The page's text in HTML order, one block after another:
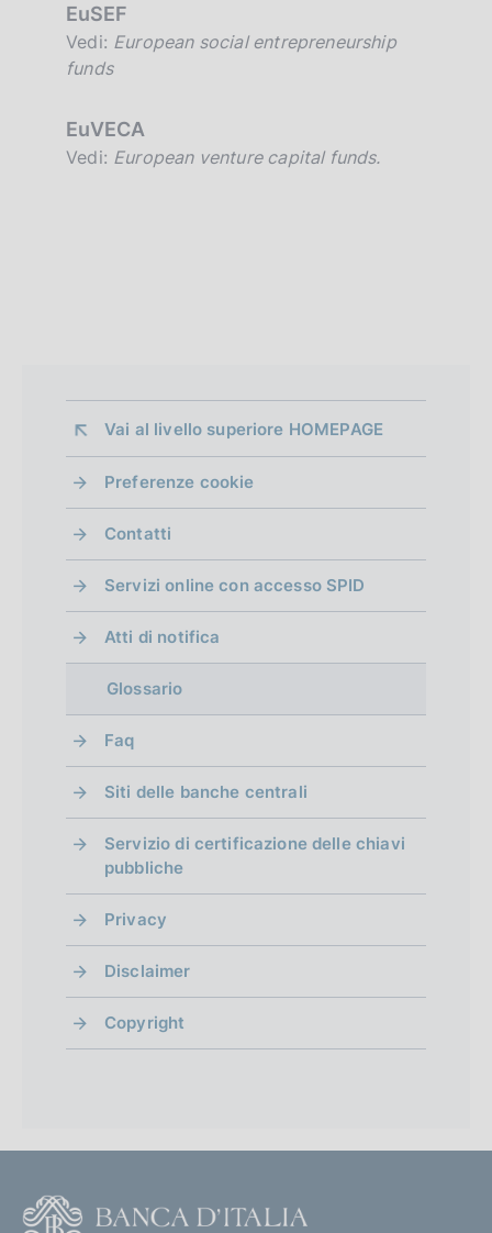
EuSEF
Vedi: European social entrepreneurship
funds
EuVECA
Vedi: European venture capital funds.
Vai al livello superiore HOMEPAGE
Preferenze cookie
Contatti
Servizi online con accesso SPID
Atti di notifica
Glossario
Faq
Siti delle banche centrali
Servizio di certificazione delle chiavi
pubbliche
Privacy
Disclaimer
Copyright